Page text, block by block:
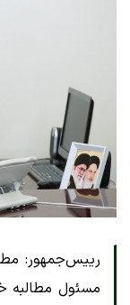
رییس‌جمهور:
مسئول مطالبه